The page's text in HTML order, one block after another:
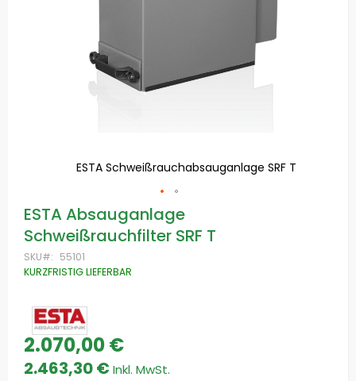
ESTA Schweißrauchabsauganlage SRF T
Zum
Anfang
der
springen
ESTA Absauganlage
Schweißrauchfilter SRF T
SKU
55101
KURZFRISTIG LIEFERBAR
2.463,30 €
2.070,00 €